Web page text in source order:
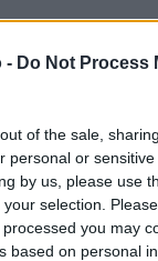
- Do Not Process
of the sale,
personal or
by us, please use
selection.
you may
based on personal
CR sardo esclude
Italia: gli
finale con i derby di
2026